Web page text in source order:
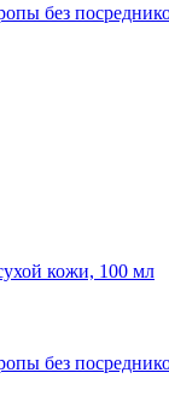
без
кожи, 100 мл
без